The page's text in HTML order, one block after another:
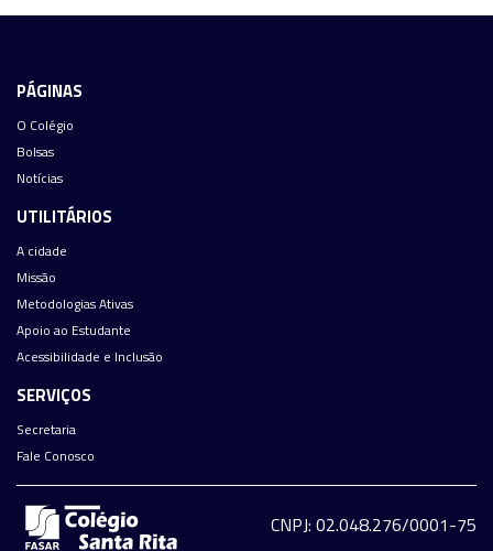
PÁGINAS
O Colégio
Bolsas
Notícias
UTILITÁRIOS
A cidade
Missão
Metodologias Ativas
Apoio ao Estudante
Acessibilidade e Inclusão
SERVIÇOS
Secretaria
Fale Conosco
CNPJ: 02.048.276/0001-75